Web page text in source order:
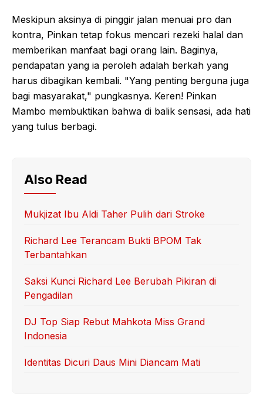
Meskipun aksinya di pinggir jalan menuai pro dan
kontra, Pinkan tetap fokus mencari rezeki halal dan
memberikan manfaat bagi orang lain. Baginya,
pendapatan yang ia peroleh adalah berkah yang
harus dibagikan kembali. "Yang penting berguna juga
bagi masyarakat," pungkasnya. Keren! Pinkan
Mambo membuktikan bahwa di balik sensasi, ada hati
yang tulus berbagi.
Also Read
Mukjizat Ibu Aldi Taher Pulih dari Stroke
Richard Lee Terancam Bukti BPOM Tak
Terbantahkan
Saksi Kunci Richard Lee Berubah Pikiran di
Pengadilan
DJ Top Siap Rebut Mahkota Miss Grand
Indonesia
Identitas Dicuri Daus Mini Diancam Mati